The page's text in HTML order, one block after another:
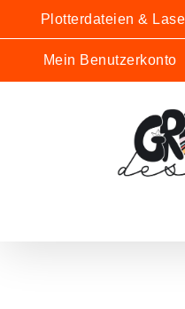
springen
Plotterdateien &
Mein Benutzerkonto